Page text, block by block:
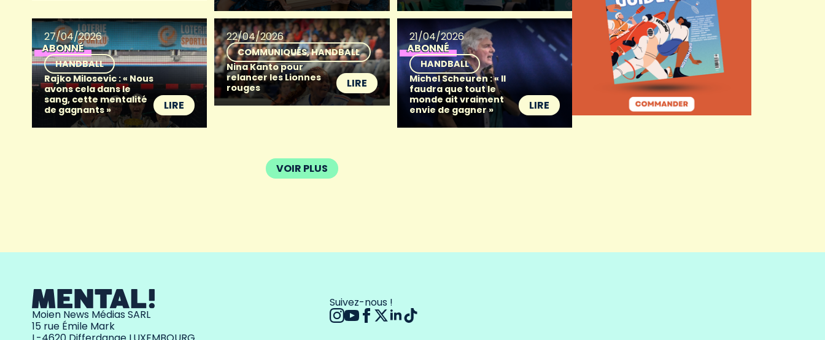
27/04/2026
ABONNÉ
HANDBALL
Rajko Milosevic : « Nous
avons cela dans le
sang, cette mentalité
de gagnants »
LIRE
22/04/2026
COMMUNIQUÉS HANDBALL
Nina Kanto pour
relancer les Lionnes
rouges
LIRE
21/04/2026
ABONNÉ
HANDBALL
Michel Scheuren : « Il
faudra que tout le
monde ait vraiment
envie de gagner »
LIRE
VOIR PLUS
Moien News Médias SARL
15 rue Émile Mark
Suivez-nous !